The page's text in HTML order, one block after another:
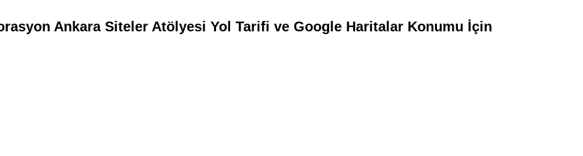
Ankara Siteler Atölyesi Yol Tarifi ve Google Haritalar Konumu İçin